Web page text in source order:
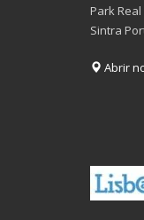
Park
Sintra
Abrir